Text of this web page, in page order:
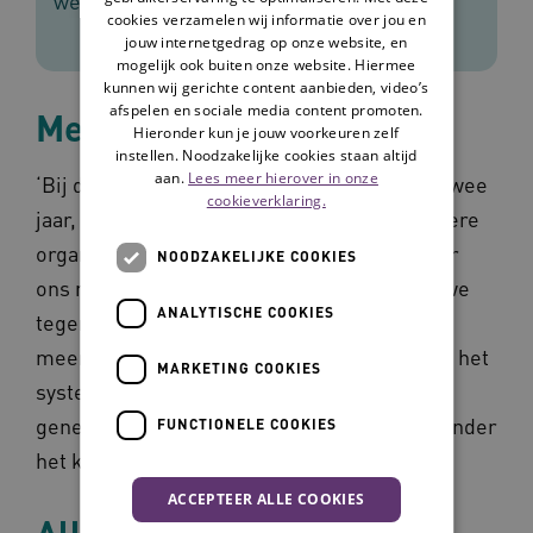
Meerdere kopjes
‘Bij de Omring gebruiken we Omaha sinds twee
jaar, al heb ik de cursus gevolgd bij een andere
organisatie waar ik eerst werkte. Het is voor
ons nog steeds wat zoeken. Veel zaken die we
tegenkomen in de zorg, kunnen onder
meerdere kopjes weggeschreven worden in het
systeem. Bij twijfel ben je daardoor al snel
geneigd om veel informatie te registreren onder
het kopje “overig”.’
cookies verzamelen wij informatie over jou en
jouw internetgedrag op onze website, en
mogelijk ook buiten onze website. Hiermee
kunnen wij gerichte content aanbieden, video’s
afspelen en sociale media content promoten.
Hieronder kun je jouw voorkeuren zelf
instellen. Noodzakelijke cookies staan altijd
aan. Lees meer hierover in onze
cookieverklaring.
NOODZAKELIJKE COOKIES
ANALYTISCHE COOKIES
MARKETING COOKIES
FUNCTIONELE COOKIES
ACCEPTEER ALLE COOKIES